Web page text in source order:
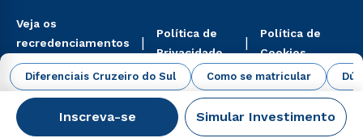
Diferenciais Cruzeiro do Sul Como se matricular
Inscreva-se Simular Investimento
Veja os
recredenciamentos
aqui
Política de
Privacidade
Política de
Cookies